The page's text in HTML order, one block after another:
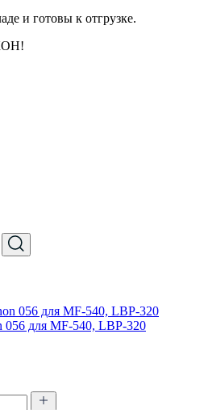
и готовы к отгрузке.
для MF-540, LBP-320